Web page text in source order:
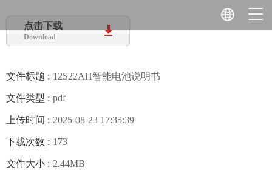
点击下载
Download
文件标题 : 12S22AH智能电池说明书
文件类型 : pdf
上传时间 : 2025-08-23 17:35:39
下载次数 : 173
文件大小 : 2.44MB